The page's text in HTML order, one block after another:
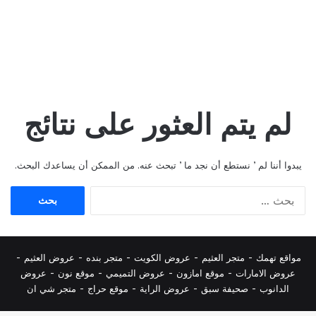
لم يتم العثور على نتائج
يبدوا أننا لم ’ نستطع أن نجد ما ’ تبحث عنه. من الممكن أن يساعدك البحث.
مواقع تهمك - متجر العثيم - عروض الكويت - متجر بنده - عروض العثيم -
عروض الامارات - موقع امازون - عروض التميمي - موقع نون - عروض
الدانوب - صحيفة سبق - عروض الراية - موقع حراج - متجر شي ان